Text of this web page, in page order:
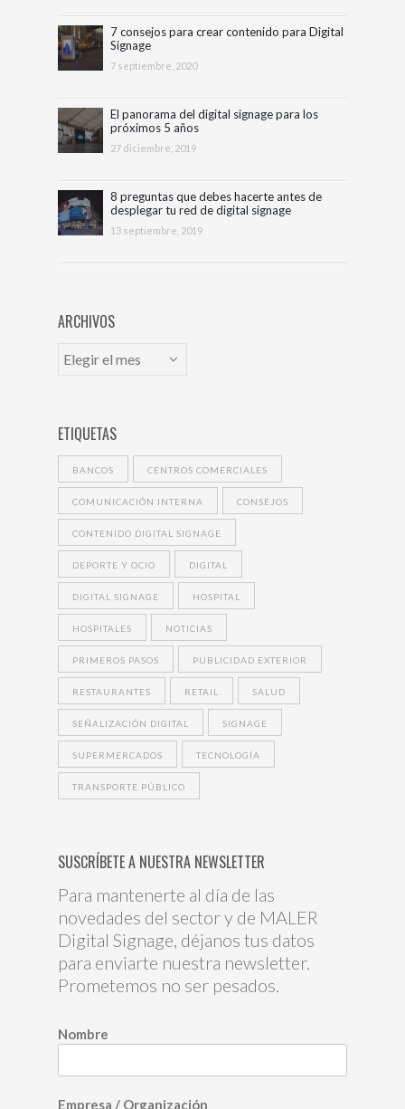
7 consejos para crear contenido para Digital
Signage
7 septiembre, 2020
El panorama del digital signage para los
próximos 5 años
27 diciembre, 2019
8 preguntas que debes hacerte antes de
desplegar tu red de digital signage
13 septiembre, 2019
ARCHIVOS
ETIQUETAS
BANCOS CENTROS COMERCIALES
COMUNICACIÓN INTERNA CONSEJOS
CONTENIDO DIGITAL SIGNAGE
DEPORTE Y OCIO DIGITAL
DIGITAL SIGNAGE HOSPITAL
HOSPITALES NOTICIAS
PRIMEROS PASOS PUBLICIDAD EXTERIOR
RESTAURANTES RETAIL SALUD
SEÑALIZACIÓN DIGITAL SIGNAGE
SUPERMERCADOS TECNOLOGÍA
TRANSPORTE PÚBLICO
SUSCRÍBETE A NUESTRA NEWSLETTER
Para mantenerte al día de las
novedades del sector y de MALER
Digital Signage, déjanos tus datos
para enviarte nuestra newsletter.
Prometemos no ser pesados.
Nombre
Empresa / Organización